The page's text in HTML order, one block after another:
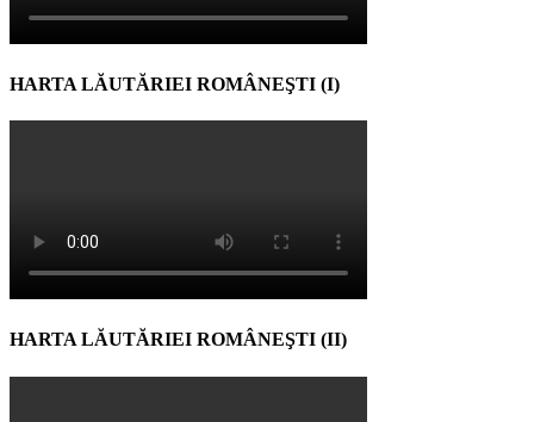
HARTA LĂUTĂRIEI ROMÂNEŞTI (I)
HARTA LĂUTĂRIEI ROMÂNEŞTI (II)